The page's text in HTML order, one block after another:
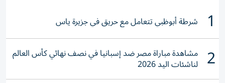
1 شرطة أبوظبي تتعامل مع حريق في جزيرة ياس
2 مشاهدة مباراة مصر ضد إسبانيا في نصف نهائي كأس العالم
لناشئات اليد 2026